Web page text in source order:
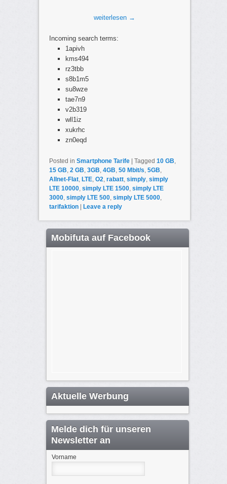
weiterlesen →
Incoming search terms:
1apivh
kms494
rz3tbb
s8b1m5
su8wze
tae7n9
v2b319
wll1iz
xukrhc
zn0eqd
Posted in Smartphone Tarife | Tagged 10 GB
15 GB 2 GB 3GB 4GB 50 Mbit/s 5GB
Allnet-Flat, LTE, O2 rabatt, simply, simply
LTE 10000, simply LTE 1500, simply LTE
3000, simply LTE 500, simply LTE 5000,
tarifaktion | Leave a reply
Mobifuta auf Facebook
Aktuelle Werbung
Melde dich für unseren
Newsletter an
Vorname